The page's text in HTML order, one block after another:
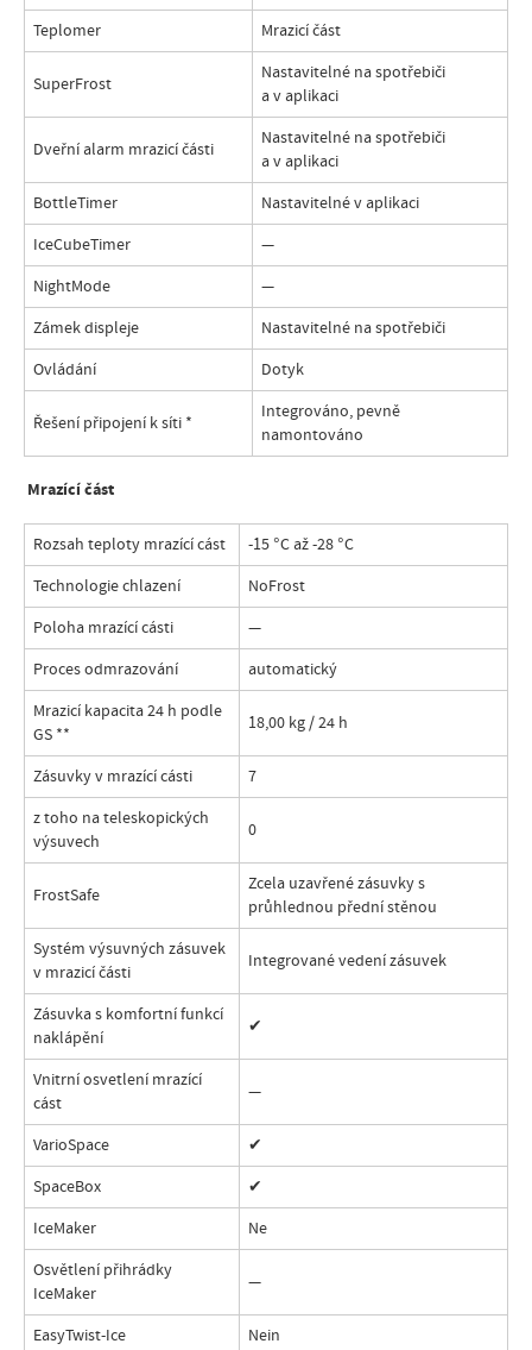
Teplomer Mrazicí část
SuperFrost
Nastavitelné na spotřebiči
a v aplikaci
Dveřní alarm mrazicí části
Nastavitelné na spotřebiči
a v aplikaci
BottleTimer Nastavitelné v aplikaci
IceCubeTimer —
NightMode —
Zámek displeje Nastavitelné na spotřebiči
Ovládání Dotyk
Řešení připojení k síti *
Integrováno, pevně
namontováno
Mrazící část
Rozsah teploty mrazící cást -15 °C až -28 °C
Technologie chlazení NoFrost
Poloha mrazící cásti —
Proces odmrazování automatický
Mrazicí kapacita 24 h podle
GS **
18,00 kg / 24 h
Zásuvky v mrazící cásti 7
z toho na teleskopických
výsuvech
0
FrostSafe
Zcela uzavřené zásuvky s
průhlednou přední stěnou
Systém výsuvných zásuvek
v mrazicí části
Integrované vedení zásuvek
Zásuvka s komfortní funkcí
naklápění
✔
Vnitrní osvetlení mrazící
cást
—
VarioSpace ✔
SpaceBox ✔
IceMaker Ne
Osvětlení přihrádky
IceMaker
—
EasyTwist-Ice Nein